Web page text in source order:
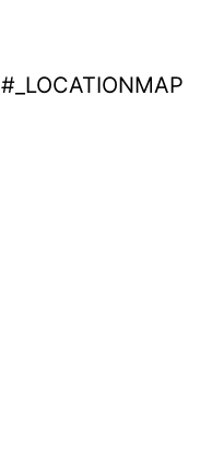
#_LOCATIONMAP